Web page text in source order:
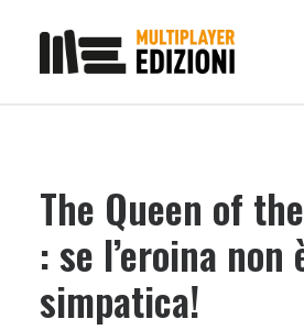
LIBRI
GUIDE STRATEGICHE
GADGET
NEWS
The Queen of
: se l’eroina non
simpatica!